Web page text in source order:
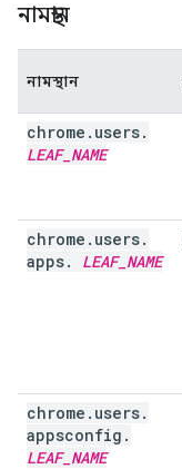
নামস্থান
নামস্থান
chrome . users.
LEAF_ NAME
chrome . users.
apps. LEAF_ NAME
chrome . users.
appsconfig .
LEAF_ NAME